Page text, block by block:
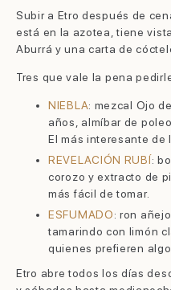
Subir a Etro después de
está en la azotea, tiene
Aburrá y una carta de
Tres que vale la pena
NIEBLA: mezcal Ojo
años, almíbar de
El más interesante de
REVELACIÓN RUBÍ:
corozo y extracto de
más fácil de tomar.
ESFUMADO: ron
tamarindo con limón
quienes prefieren
Etro abre todos los días